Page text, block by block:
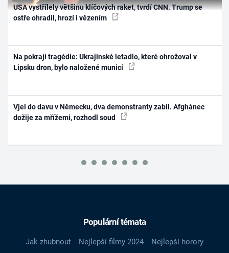
USA vystřílely většinu klíčových raket, tvrdí CNN. Trump se
ostře ohradil, hrozí i vězením
Na pokraji tragédie: Ukrajinské letadlo, které ohrožoval v
Lipsku dron, bylo naložené municí
Vjel do davu v Německu, dva demonstranty zabil. Afghánec
dožije za mřížemi, rozhodl soud
Populární témata
Jak zhubnout Nejlepší filmy 2024
Nejlepší horory